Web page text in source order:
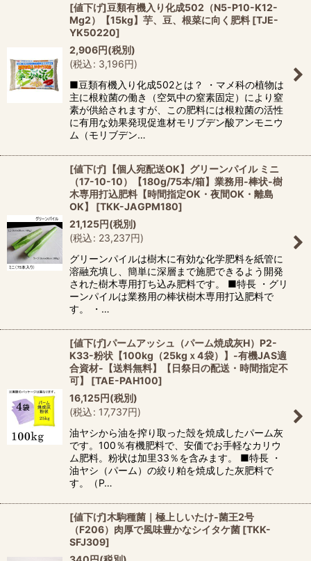
[値下げ]豆類有機入り化成502（N5-P10-K12-
Mg2）【15kg】芋、豆、根菜に向く肥料 [TJE-
YK50220]
2,906円(税別)
(税込: 3,196円)
■豆類有機入り化成502とは？ ・マメ科の植物は
主に根粒菌の働き（空気中の窒素固定）により窒
素が供給されますが、この肥料には根粒菌の活性
に有用な効果発現促進材モリブデン酸アンモニウ
ム（モリブデン…
[値下げ]【個人宛配送OK】グリーンパイル ミニ
（17-10-10）【180g/75本/箱】業務用-棒状-樹
木専用打込肥料【時間指定OK・夜間OK・離島
OK】
[TKK-JAGPM180]
21,125円(税別)
(税込: 23,237円)
グリーンパイルは樹木に有効な化学肥料を紙管に
溶融充填し、簡単に深層まで施肥できるよう開発
された樹木専用打ち込み肥料です。 ■特長 ・グリ
ーンパイルは業務用の棒状樹木専用打込肥料で
す。 ・…
[値下げ]パームアッシュ（パーム焼成灰H）P2-
K33-粉状【100kg（25kgｘ4袋）】-有機JAS適
合資材-【送料無料】【日祭日の配送・時間指定不
可】
[TAE-PAH100]
16,125円(税別)
(税込: 17,737円)
油ヤシから油を搾り取った殻を焼成したパーム灰
です。100％有機肥料で、安価でお手軽なカリウ
ム肥料。粉状は加里33％を含みます。 ■特長 ・
油ヤシ（パーム）の絞り粕を焼成した灰肥料で
す。（P…
[値下げ]木駒種菌｜極上しいたけ-菌王2号
（F206）肉厚で風味豊かなシイタケ菌 [TKK-
SFJ309]